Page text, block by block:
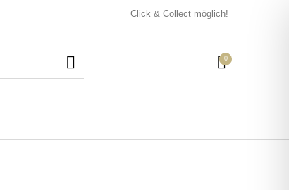
Click & Collect möglich!
0